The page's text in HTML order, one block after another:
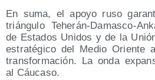
En suma, el apo­yo ruso
trián­gu­lo Tehe­rán-Damas­co-
de Esta­dos Uni­dos y de la
estra­té­gi­co del Medio Orien­te
trans­for­ma­ción. La onda
al Cáucaso.